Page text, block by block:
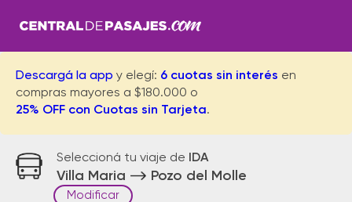
Descargá la app y elegí: 6 cuotas sin interés en
compras mayores a $180.000 o
25% OFF con Cuotas sin Tarjeta.
Seleccioná tu viaje de IDA
Villa Maria Pozo del Molle
Modificar